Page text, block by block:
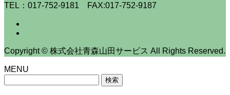
TEL：017-752-9181 FAX:017-752-9187
Copyright © 株式会社青森山田サービス All Rights Reserved.
MENU